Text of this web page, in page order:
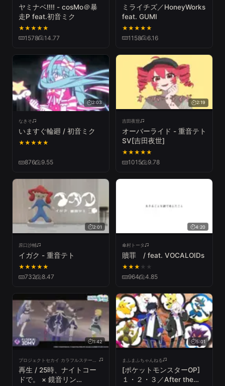
ヤミナベ!!!! - cosMo＠暴
走P feat.初音ミク
★★★★★
1578 14.77
ミライチズ／HoneyWorks
feat. GUMI
★★★★★
1158 6.16
2:03
なきそ
いますぐ輪廻 / 初音ミク
★★★★★
876 9.55
2:19
吉田夜世
オーバーライド - 重音テト
SV[吉田夜世]
★★★★★
1015 9.78
2:01
原口沙輔
イガク - 重音テト
★★★★★
732 8.47
4:20
傘村トータ
贖罪 / feat. VOCALOIDs
★★★ ★ ★
964 4.85
1:42
再生 / 25時、ナイトコー
ドで。 × 鏡音リン
5:01
まふまふちゃんねる
[ポケットモンスターOP]
１・２・３／After the